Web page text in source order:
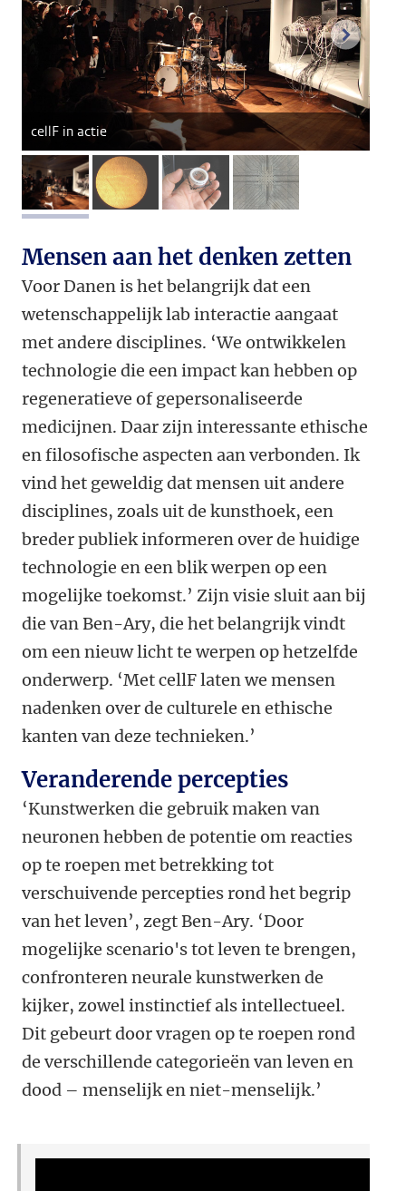
cellF in actie
afbeelding 1afbeelding 2afbeelding 3afbeelding 4
Mensen aan het denken zetten
Voor Danen is het belangrijk dat een
wetenschappelijk lab interactie aangaat
met andere disciplines. ‘We ontwikkelen
technologie die een impact kan hebben op
regeneratieve of gepersonaliseerde
medicijnen. Daar zijn interessante ethische
en filosofische aspecten aan verbonden. Ik
vind het geweldig dat mensen uit andere
disciplines, zoals uit de kunsthoek, een
breder publiek informeren over de huidige
technologie en een blik werpen op een
mogelijke toekomst.’ Zijn visie sluit aan bij
die van Ben-Ary, die het belangrijk vindt
om een nieuw licht te werpen op hetzelfde
onderwerp. ‘Met cellF laten we mensen
nadenken over de culturele en ethische
kanten van deze technieken.’
Veranderende percepties
‘Kunstwerken die gebruik maken van
neuronen hebben de potentie om reacties
op te roepen met betrekking tot
verschuivende percepties rond het begrip
van het leven’, zegt Ben-Ary. ‘Door
mogelijke scenario's tot leven te brengen,
confronteren neurale kunstwerken de
kijker, zowel instinctief als intellectueel.
Dit gebeurt door vragen op te roepen rond
de verschillende categorieën van leven en
dood – menselijk en niet-menselijk.’